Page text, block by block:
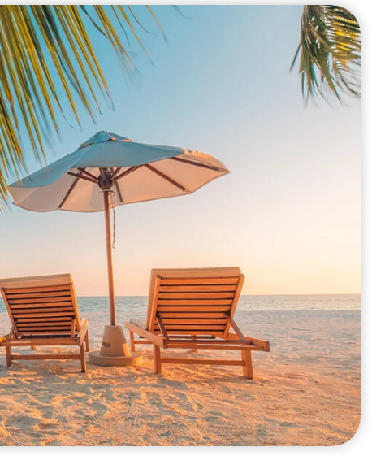
Smart Plug Motion Detector
Outdoor Motion
Detector